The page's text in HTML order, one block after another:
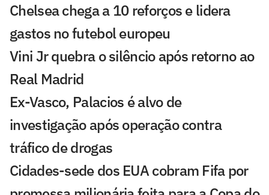
Chelsea chega a 10 reforços e lidera
gastos no futebol europeu
Vini Jr quebra o silêncio após retorno ao
Real Madrid
Ex-Vasco, Palacios é alvo de
investigação após operação contra
tráfico de drogas
Cidades-sede dos EUA cobram Fifa por